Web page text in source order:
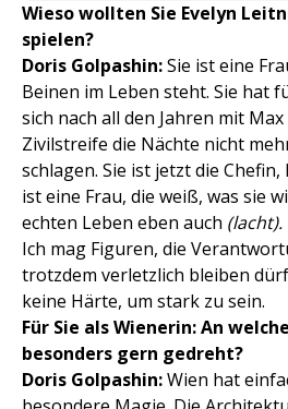
Wieso wollten Sie Evelyn
spielen?
Doris Golpashin:Sie ist eine
Beinen im Leben steht. Sie hat
sich nach all den Jahren mit
Zivilstreife die Nächte nicht
schlagen. Sie ist jetzt die
ist eine Frau, die weiß, was sie
echten Leben eben auch (lacht).
Ich mag Figuren, die
trotzdem verletzlich bleiben
keine Härte, um stark zu sein.
Für Sie als Wienerin: An
besonders gern gedreht?
Doris Golpashin:Wien hat